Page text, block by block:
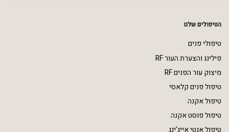
הטיפולים שלנו
טיפולי פנים
פילינג והצערת העור RF
מיצוק עור הפנים RF
טיפול פנים קלאסי
טיפול אקנה
טיפול פוסט אקנה
טיפול אנטי אייג’ינג